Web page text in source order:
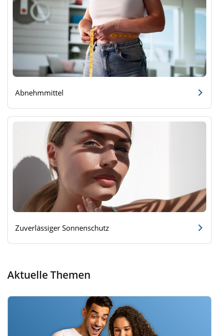
Abnehmmittel
Zuverlässiger Sonnenschutz
Aktuelle Themen